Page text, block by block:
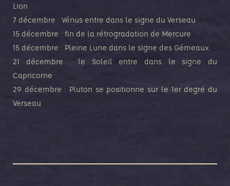
Lion
7 décembre : Vénus entre dans le signe du Verseau
15 décembre : fin de la rétrogradation de Mercure
15 décembre : Pleine Lune dans le signe des Gémeaux
21 décembre : le Soleil entre dans le signe du
Capricorne
29 décembre : Pluton se positionne sur le 1er degré du
Verseau